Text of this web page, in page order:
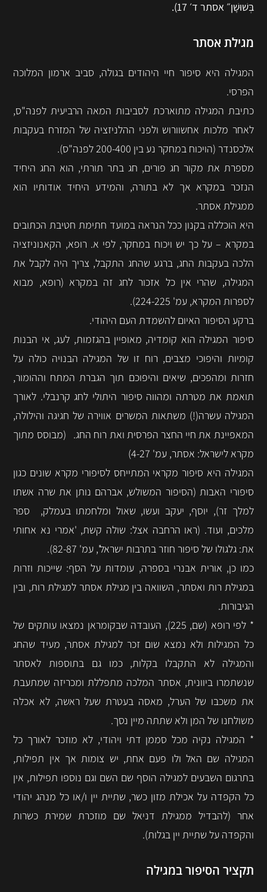
בְּשׁוּשָׁן״ אסתר ד׳ 17).
מגילת אסתר
המגילה היא סיפור חיי היהודים בגולה, סביב ארמון המלוכה
הפרסי.
כתיבת המגילה מתוארכת לסביבות המאה הרביעית לפנה"ס,
לאחר מלכות אחשוורוש ולפני ההלניזציה של המזרח בעקבות
אלכסנדר (הויכוח במחקר נע בין 200-400 לפנה"ס).
מספרת את מקור חג פורים, חג בתר תורתי, הוא החג היחיד
הנזכר במקרא אך לא בתורה, והמידע היחיד אודותיו הוא
ממגילת אסתר.
היא הוכללה בקנון ככל הנראה במועד חתימת חטיבת הכתובים
במקרא – על כך יש ויכוח במחקר, לפי א. רופא, הקאנוניזציה
הלכה בעקבות החג, ברגע שהחג התקבל, צריך היה לקבל את
המגילה, שהרי אין כל אזכור לחג זה במקרא (רופא, מבוא
לספרות המקרא, עמ' 224-225).
ברקע הסיפור האיום להשמדת העם היהודי.
סיפור המגילה הוא קומדיה, מאופיין בהגזמות, לעג, אי הבנות
קומיות והיפוכי מצבים, רוח זו של המגילה הבנויה כולה על
חזרות ומהפכים, שיאים והיפוכם תוך הגברת המתח וההומור,
תואמת את מטרתה ומהווה סיפור היתולי לחג קרנבלי. לאורך
המגילה עשרה(!) משתאות המשרים אווירה של חגיגה והילולה,
המאפיינת את חיי החצר הפרסית ואת רוח החג. (מבוסס מתוך
מקרא לישראל: אסתר, עמ' 4-27)
המגילה היא סיפור מקראי המתייחס לסיפורי מקרא שונים כגון
סיפורי האבות (הסיפור המשולש, אברהם נותן את שרה אשתו
למלך זר), יוסף, יעקב ועשו, שאול ומלחמתו בעמלק, ספר
מלכים, ועוד. (ראו הרחבה אצל: שולה קשת, 'אמרי נא אחותי
את: גלגולו של סיפור חוזר בתרבות ישראל', עמ' 82-87).
כמו כן, אורית אבנרי בספרה, עומדות על הסף: שייכות וזרות
במגילת רות ואסתר, השוואה בין מגילת אסתר למגילת רות, ובין
הגיבורות.
* לפי רופא (שם, 225), העובדה שבקומראן נמצאו עותקים של
כל המגילות ולא נמצא שום זכר למגילת אסתר, מעיד שהחג
והמגילה לא התקבלו בקלות, כמו גם בתוספות לאסתר
שנשתמרו ביוונית, אסתר המלכה מתפללת ומכריזה שמתעבת
את משכבו של הערל, מאסה בעטרת שעל ראשה, לא אכלה
משולחנו של המן ולא שתתה מיין נסך.
* המגילה נקיה מכל סממן דתי ויהודי, לא מוזכר לאורך כל
המגילה שם האל ולו פעם אחת, יש צומות אך אין תפילות,
בתרגום השבעים למגילה הוסף שם השם וגם נוספו תפילות, אין
כל הקפדה על אכילת מזון כשר, שתיית יין ו/או כל מנהג יהודי
אחר (להבדיל ממגילת דניאל שם מוזכרת שמירת כשרות
והקפדה על שתיית יין בגלות).
תקציר הסיפור במגילה